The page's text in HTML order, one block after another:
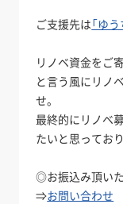
ご支援先は「ゆ
リノベ資金をご
と言う風にリノ
せ。
最終的にリノベ
たいと思っており
◎お振込み頂い
⇒お問い合わせ